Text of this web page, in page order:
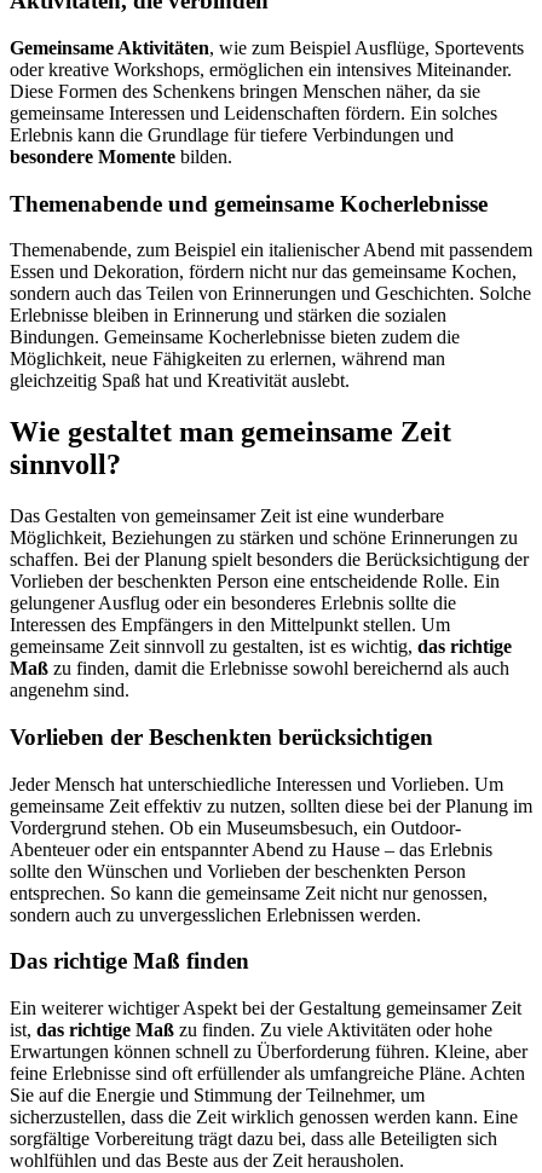
Gemeinsame Aktivitäten, wie zum Beispiel Ausflüge, Sportevents
oder kreative Workshops, ermöglichen ein intensives Miteinander.
Diese Formen des Schenkens bringen Menschen näher, da sie
gemeinsame Interessen und Leidenschaften fördern. Ein solches
Erlebnis kann die Grundlage für tiefere Verbindungen und
besondere Momente bilden.
Themenabende und gemeinsame Kocherlebnisse
Themenabende, zum Beispiel ein italienischer Abend mit passendem
Essen und Dekoration, fördern nicht nur das gemeinsame Kochen,
sondern auch das Teilen von Erinnerungen und Geschichten. Solche
Erlebnisse bleiben in Erinnerung und stärken die sozialen
Bindungen. Gemeinsame Kocherlebnisse bieten zudem die
Möglichkeit, neue Fähigkeiten zu erlernen, während man
gleichzeitig Spaß hat und Kreativität auslebt.
Wie gestaltet man gemeinsame Zeit
sinnvoll?
Das Gestalten von gemeinsamer Zeit ist eine wunderbare
Möglichkeit, Beziehungen zu stärken und schöne Erinnerungen zu
schaffen. Bei der Planung spielt besonders die Berücksichtigung der
Vorlieben der beschenkten Person eine entscheidende Rolle. Ein
gelungener Ausflug oder ein besonderes Erlebnis sollte die
Interessen des Empfängers in den Mittelpunkt stellen. Um
gemeinsame Zeit sinnvoll zu gestalten, ist es wichtig, das richtige
Maß zu finden, damit die Erlebnisse sowohl bereichernd als auch
angenehm sind.
Vorlieben der Beschenkten berücksichtigen
Jeder Mensch hat unterschiedliche Interessen und Vorlieben. Um
gemeinsame Zeit effektiv zu nutzen, sollten diese bei der Planung im
Vordergrund stehen. Ob ein Museumsbesuch, ein Outdoor-
Abenteuer oder ein entspannter Abend zu Hause – das Erlebnis
sollte den Wünschen und Vorlieben der beschenkten Person
entsprechen. So kann die gemeinsame Zeit nicht nur genossen,
sondern auch zu unvergesslichen Erlebnissen werden.
Das richtige Maß finden
Ein weiterer wichtiger Aspekt bei der Gestaltung gemeinsamer Zeit
ist, das richtige Maß zu finden. Zu viele Aktivitäten oder hohe
Erwartungen können schnell zu Überforderung führen. Kleine, aber
feine Erlebnisse sind oft erfüllender als umfangreiche Pläne. Achten
Sie auf die Energie und Stimmung der Teilnehmer, um
sicherzustellen, dass die Zeit wirklich genossen werden kann. Eine
sorgfältige Vorbereitung trägt dazu bei, dass alle Beteiligten sich
wohlfühlen und das Beste aus der Zeit herausholen.